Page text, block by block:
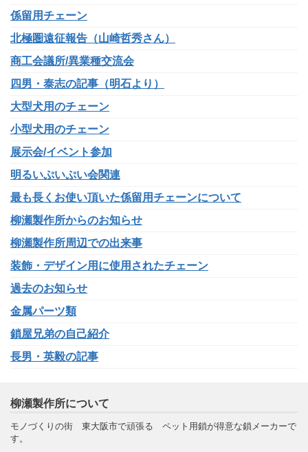
係留用チェーン
北極圏遠征報告（山崎哲秀さん）
商工会議所/異業種交流会
四男・泰志の記事（明石より）
大型犬用のチェーン
小型犬用のチェーン
展示会/イベント参加
明るいぷいぷい会関連
最も長くお使い頂いた係留用チェーンについて
柳瀬製作所からのお知らせ
柳瀬製作所周辺での出来事
装飾・デザイン用に使用されたチェーン
過去のお知らせ
金属パーツ類
鎖屋兄弟の自己紹介
長男・英毅の記事
柳瀬製作所について
モノづくりの街 東大阪市で頑張る ペット用鎖が得意な鎖メーカーで
す。